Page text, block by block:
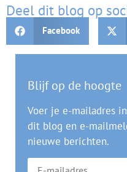
Deel dit blog op
Facebook
Blijf op de hoogte
Voer je e-mailadres
dit blog en e-
nieuwe berichten.